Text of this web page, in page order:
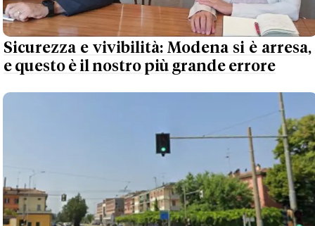
Sicurezza e vivibilità: Modena si è arresa,
e questo è il nostro più grande errore